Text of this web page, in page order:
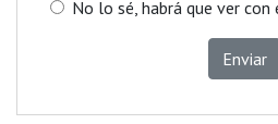
No lo sé, habrá que ver
Enviar